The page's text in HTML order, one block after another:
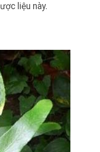
liệu này.